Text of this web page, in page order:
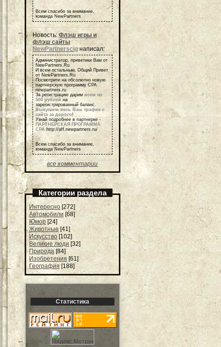
Всем спасибо за внимание,
команда NewPartners
Новость: Флэш игры и
флэш сайты
NewPartnerscig написал:
Администратор, приветики Вам от
NewPartners.Ru
И всем остальным, Общий Привет
от NewPartners.Ru
Посмотрите на обсолютно новую
партнерскую программу СРА
newpartners.ru
За регистрацию дарим всем по
500 рублей на
зарегистрированный баланс.
Выкупаем весь Ваш трафик с
сайта за дорого!
Узнай подробнее в партнерке -
ПАРТНЕРСКАЯ ПРОГРАММА
СРА http://aff.newpartners.ru/
Всем спасибо за внимание,
команда NewPartners
все комментарии
Категории раздела
Интересно [272]
Автомобили [68]
Юмор [24]
Животные [41]
Искусство [102]
Великие люди [32]
Природа [84]
Изобретения [61]
География [188]
Статистика